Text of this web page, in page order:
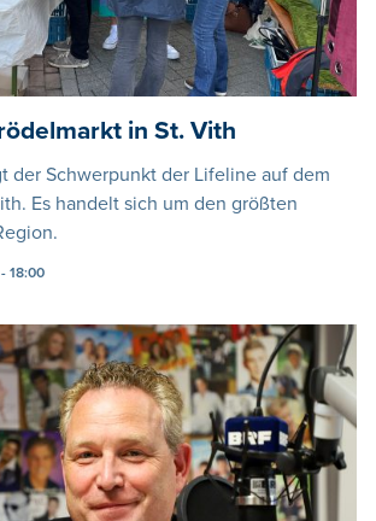
in St. Vith
der Schwerpunkt der Lifeline auf dem
Es handelt sich um den größten
18:00